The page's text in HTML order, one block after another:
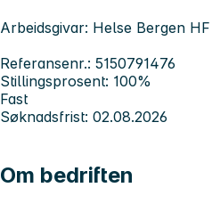
Arbeidsgivar: Helse Bergen HF
Referansenr.: 5150791476
Stillingsprosent: 100%
Fast
Søknadsfrist: 02.08.2026
Om bedriften